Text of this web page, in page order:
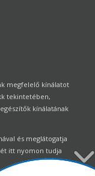
megfelelő kínálatot
tekintetében,
kínálatának
és meglátogatja
itt nyomon tudja